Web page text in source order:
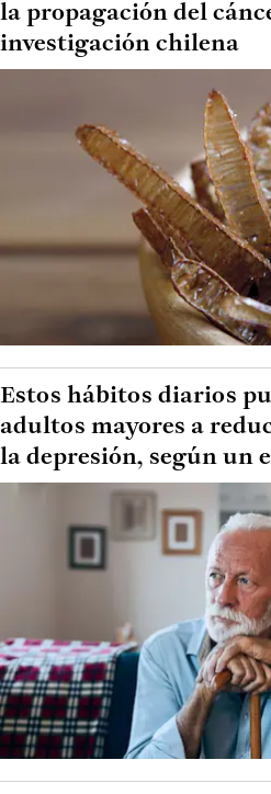
la propagación del
investigación chilena
Estos hábitos diarios
adultos mayores a
la depresión, según un